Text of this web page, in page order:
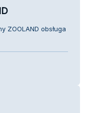
ZOOLAND obsługa